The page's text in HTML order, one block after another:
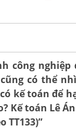
công
có thể
kế toán để
Kế toán Lê
TT133)”